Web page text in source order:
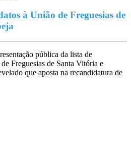
à União de Freguesias de
pública da lista de
Freguesias de Santa Vitória e
que aposta na recandidatura de